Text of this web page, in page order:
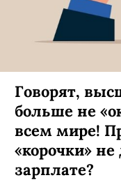
Говорят,
больше не
всем мире!
«корочки»
зарплате?